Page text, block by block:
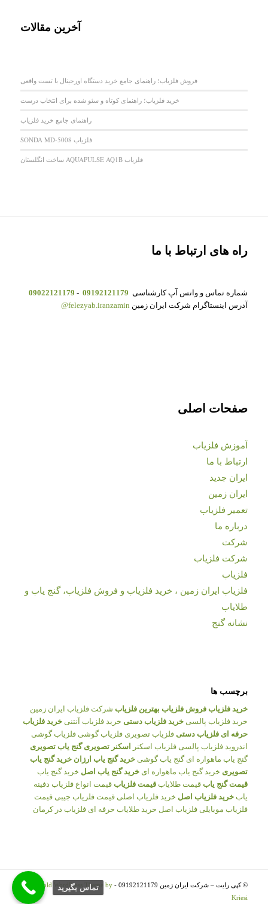
آخرین مقالات
فروش فلزیاب؛ راهنمای جامع خرید دستگاه اورجینال با تست واقعی
خرید فلزیاب؛ راهنمای کوتاه و سئو شده برای انتخاب درست
راهنمای جامع خرید فلزیاب
فلزیاب SONDA MD-5008
فلزیاب AQUAPULSE AQ1B ساخت انگلستان
راه های ارتباط با ما
شماره تماس و واتس آپ کارشناسی 09192121179
-
09022121179
آدرس اینستاگرام شرکت ایران زمین felezyab.iranzamin@
صفحات اصلی
آموزش فلزیاب
ارتباط با ما
ایران جدید
ایران زمین
تعمیر فلزیاب
درباره ما
شرکت
شرکت فلزیاب
فلزیاب
فلزیاب ایران زمین ، خرید فلزیاب و فروش فلزیاب، گنج یاب و
طلایاب
نشانه گنج
برچسب ها
خرید فلزیاب فروش فلزیاب بهترین فلزیاب شرکت فلزیاب ایران زمین
خرید فلزیاب پالسی خرید فلزیاب دستی خرید فلزیاب آنتنی خرید فلزیاب
حرفه ای فلزیاب دستی فلزیاب تصویری فلزیاب گوشی فلزیاب گوشی
اندروید فلزیاب پالسی فلزیاب اسکنر اسکنر تصویری گنج یاب تصویری
گنج یاب ماهواره ای گنج یاب گوشی خرید گنج یاب ارزان خرید گنج یاب
تصویری خرید گنج یاب ماهواره ای خرید گنج یاب اصل خرید گنج یاب
قیمت گنج یاب قیمت طلایاب قیمت فلزیاب قیمت انواع فلزیاب دفینه
یاب خرید فلزیاب اصل خرید فلزیاب اصلی قیمت فلزیاب جیبی قیمت
فلزیاب موبایلی فلزیاب اصل خرید طلایاب حرفه ای فلزیاب در کرمان
© کپی رایت – شرکت ایران زمین 09192121179 -
Enfold WordPress Theme by
Kriesi
تماس بگيريد